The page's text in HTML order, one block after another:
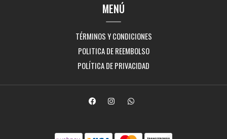
MENÚ
TÉRMINOS Y CONDICIONES
POLITICA DE REEMBOLSO
POLÍTICA DE PRIVACIDAD